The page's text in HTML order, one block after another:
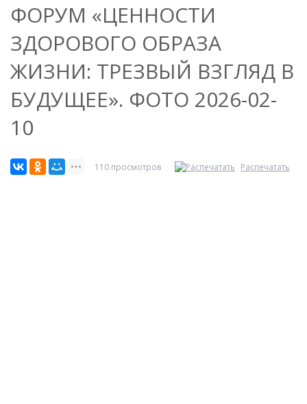
ФОРУМ «ЦЕННОСТИ
ЗДОРОВОГО ОБРАЗА
ЖИЗНИ: ТРЕЗВЫЙ ВЗГЛЯД В
БУДУЩЕЕ». ФОТО 2026-02-
10
110 просмотров Распечатать